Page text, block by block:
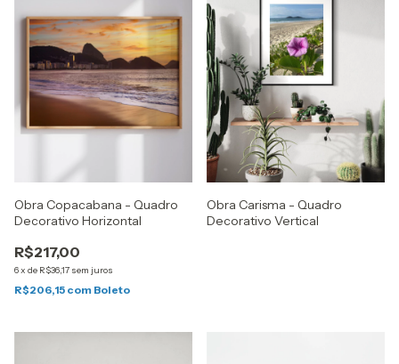
Obra Copacabana - Quadro
Decorativo Horizontal
R$217,00
6x de R$36,17 sem juros
R$206,15 com Boleto
Obra Carisma - Quadro
Decorativo Vertical